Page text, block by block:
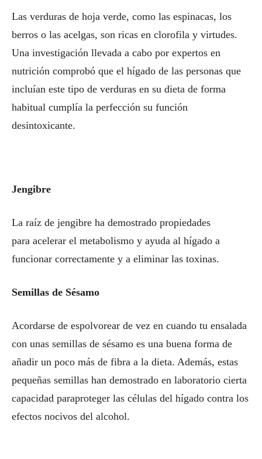
Las verduras de hoja verde, como las espinacas, los
berros o las acelgas, son ricas en clorofila y virtudes.
Una investigación llevada a cabo por expertos en
nutrición comprobó que el hígado de las personas que
incluían este tipo de verduras en su dieta de forma
habitual cumplía la perfección su función
desintoxicante.
Jengibre
La raíz de jengibre ha demostrado propiedades
para acelerar el metabolismo y ayuda al hígado a
funcionar correctamente y a eliminar las toxinas.
Semillas de Sésamo
Acordarse de espolvorear de vez en cuando tu ensalada
con unas semillas de sésamo es una buena forma de
añadir un poco más de fibra a la dieta. Además, estas
pequeñas semillas han demostrado en laboratorio cierta
capacidad paraproteger las células del hígado contra los
efectos nocivos del alcohol.